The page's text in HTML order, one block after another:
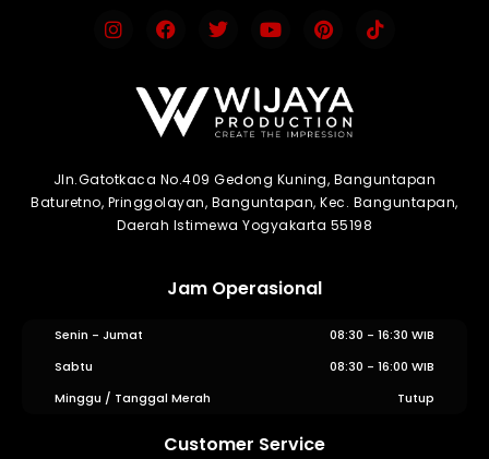
Jln.Gatotkaca No.409 Gedong Kuning, Banguntapan
Baturetno, Pringgolayan, Banguntapan, Kec. Banguntapan,
Daerah Istimewa Yogyakarta 55198
Jam Operasional
Senin - Jumat
08:30 - 16:30 WIB
Sabtu
08:30 - 16:00 WIB
Minggu / Tanggal Merah
Tutup
Customer Service